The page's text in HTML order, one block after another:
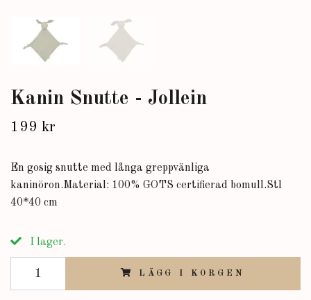
Kanin Snutte - Jollein
199 kr
En gosig snutte med långa greppvänliga
kaninöron.Material: 100% GOTS certifierad bomull.Stl
40*40 cm
I lager.
LÄGG I KORGEN